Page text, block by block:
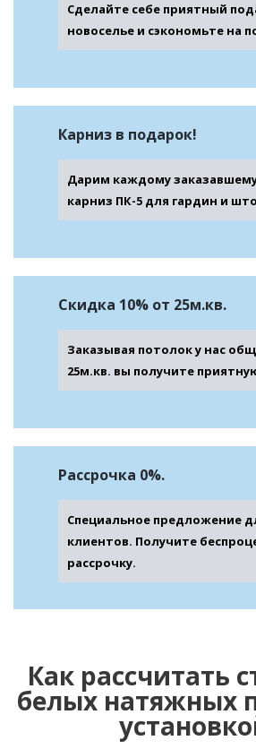
Сделайте себе приятный
новоселье и сэкономьте на
Карниз в подарок!
Дарим каждому
карниз ПК-5 для гардин и
Скидка 10% от 25м.кв.
Заказывая потолок у нас
25м.кв. вы получите
Рассрочка 0%.
Специальное предложение
клиентов. Получите
рассрочку.
Как рассчитать
белых натяжных